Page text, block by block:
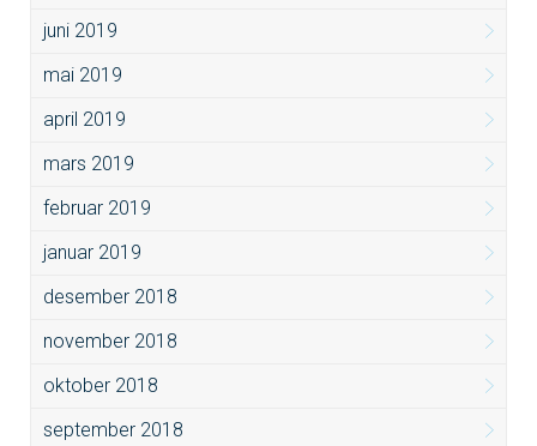
juni 2019
mai 2019
april 2019
mars 2019
februar 2019
januar 2019
desember 2018
november 2018
oktober 2018
september 2018